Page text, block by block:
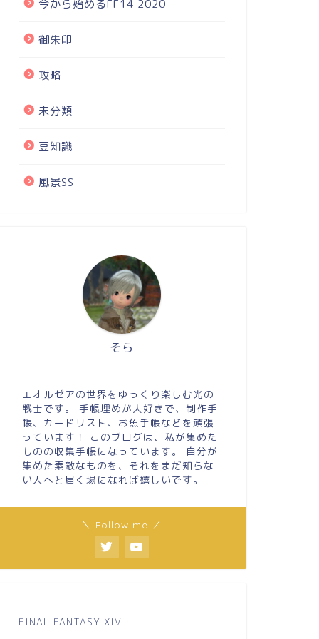
今から始めるFF14 2020
御朱印
攻略
未分類
豆知識
風景SS
そら
エオルゼアの世界をゆっくり楽しむ光の
戦士です。 手帳埋めが大好きで、制作手
帳、カードリスト、お魚手帳などを頑張
っています！ このブログは、私が集めた
ものの収集手帳になっています。 自分が
集めた素敵なものを、それをまだ知らな
い人へと届く場になれば嬉しいです。
＼ Follow me ／
FINAL FANTASY XIV